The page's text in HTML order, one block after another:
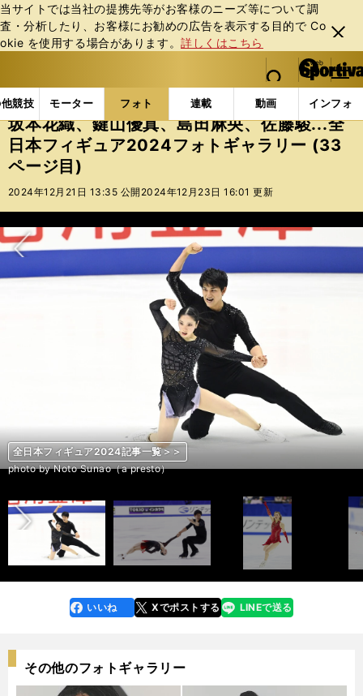
当サイトでは当社の提携先等がお客様のニーズ等について調
査・分析したり、お客様にお勧めの広告を表⽰する⽬的で Co
okie を使⽤する場合があります。詳しくはこちら
閉じ
る
web Sportiva (webスポルティーバ)
検索
マイペ
ー
ジ
メニュ
競技 モーター フォト 連載 動画 インフォ
b
ス
ポ
ル
テ
ー
バ
フォトギャラリー 坂本花織、鍵山優真、島田麻央、
坂本花織、鍵山優真、島田麻央、佐藤駿...全
日本フィギュア2024フォトギャラリー (33
ページ目)
2024年12月21日 13:35 公開 2024年12月23日 16:01 更新
全日本フィギュア2024記事一覧＞＞
photo by Noto Sunao（a presto）
全日本フィギュア2024記事一覧＞＞
photo by Noto Sunao（a presto）
全日本フィギュア2024記事一覧＞＞
photo by Noto Sunao（a presto）
全日本フィギュア2024記事一覧＞＞
photo by Noto Sunao（a presto）
全日本フィギュア2024記事一覧＞＞
photo by Noto Sunao（a presto）
全日本フィギュア2024記事一覧＞＞
photo by Noto Sunao（a presto）
全日本フィギュア2024記事一覧＞＞
photo by Noto Sunao（a presto）
全日本フィギュア2024記事一覧＞＞
photo by Noto Sunao（a presto）
全日本フィギュア2024記事一覧＞＞
photo by Noto Sunao（a presto）
全日本フィギュア2024記事一覧＞＞
photo by Noto Sunao（a presto）
全日本フィギュア2024記事一覧＞＞
photo by Noto Sunao（a presto）
全日本フィギュア2024記事一覧＞＞
photo by Noto Sunao（a presto）
全日本フィギュア2024記事一覧＞＞
photo by Noto Sunao（a presto）
全日本フィギュア2024記事一覧＞＞
photo by Noto Sunao（a presto）
全日本フィギュア2024記事一覧＞＞
photo by Noto Sunao（a presto）
全日本フィギュア2024記事一覧＞＞
photo by Noto Sunao（a presto）
全日本フィギュア2024記事一覧＞＞
photo by Noto Sunao（a presto）
全日本フィギュア2024記事一覧＞＞
photo by Noto Sunao（a presto）
全日本フィギュア2024記事一覧＞＞
photo by Noto Sunao（a presto）
全日本フィギュア2024記事一覧＞＞
photo by Noto Sunao（a presto）
全日本フィギュア2024記事一覧＞＞
photo by Noto Sunao（a presto）
全日本フィギュア2024記事一覧＞＞
photo by Noto Sunao（a presto）
全日本フィギュア2024記事一覧＞＞
photo by Noto Sunao（a presto）
全日本フィギュア2024記事一覧＞＞
photo by Noto Sunao（a presto）
全日本フィギュア2024記事一覧＞＞
photo by Noto Sunao（a presto）
全日本フィギュア2024記事一覧＞＞
photo by Noto Sunao（a presto）
全日本フィギュア2024記事一覧＞＞
photo by Noto Sunao（a presto）
全日本フィギュア2024記事一覧＞＞
photo by Noto Sunao（a presto）
全日本フィギュア2024記事一覧＞＞
photo by Noto Sunao（a presto）
全日本フィギュア2024記事一覧＞＞
photo by Noto Sunao（a presto）
全日本フィギュア2024記事一覧＞＞
photo by Noto Sunao（a presto）
全日本フィギュア2024記事一覧＞＞
photo by Noto Sunao（a presto）
全日本フィギュア2024記事一覧＞＞
photo by Noto Sunao（a presto）
全日本フィギュア2024記事一覧＞＞
photo by Noto Sunao（a presto）
前へ
faceboo
k
いいね Xでポストする
line LINEで送る
その他のフォトギャラリー